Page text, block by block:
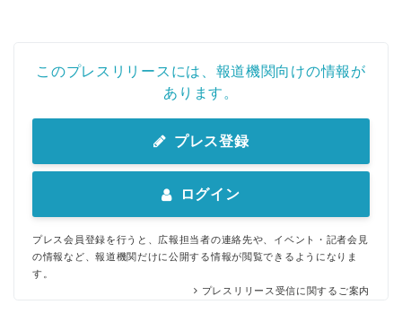
このプレスリリースには、報道機関向けの情報が
あります。
プレス登録
ログイン
プレス会員登録を行うと、広報担当者の連絡先や、イベント・記者会見
の情報など、報道機関だけに公開する情報が閲覧できるようになりま
す。
プレスリリース受信に関するご案内